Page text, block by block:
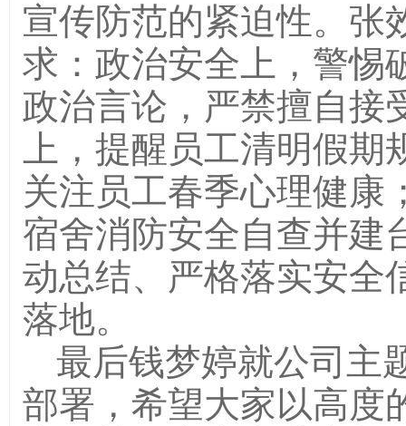
宣传防范的紧迫性。张
求：政治安全上，警惕
政治言论，严禁擅自接
上，提醒员工清明假期
关注员工春季心理健康
宿舍消防安全自查并建
动总结、严格落实安全
落地。
最后钱梦婷就公司主
部署，希望大家以高度